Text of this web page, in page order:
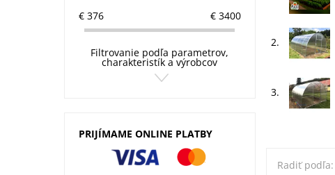
2.
3.
Radiť podľa:
€ 376 € 3400
Filtrovanie podľa parametrov,
charakteristík a výrobcov
PRIJÍMAME ONLINE PLATBY